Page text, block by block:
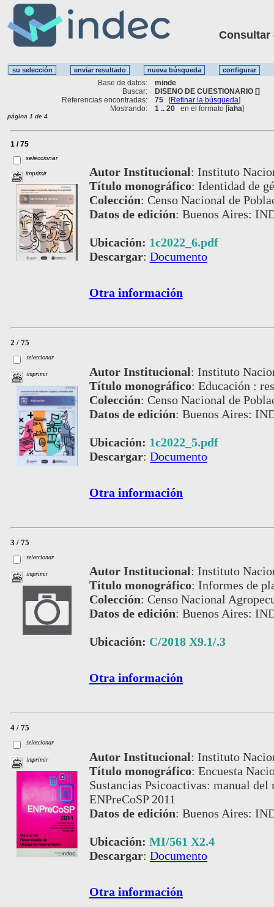
Consultar
Base de datos:
minde
Buscar:
DISENO DE CUESTIONARIO []
Referencias encontradas:
75 [Refinar la búsqueda]
Mostrando:
1 .. 20 en el formato [iaha]
página 1 de 4
1 / 75
seleccionar
imprimir Autor Institucional: Instituto
Título monográfico: Identidad de
Colección: Censo Nacional de
Datos de edición: Buenos Aires:
Ubicación: 1c2022_6.pdf
Descargar: Documento
Otra información
2 / 75
seleccionar
imprimir Autor Institucional: Instituto
Título monográfico: Educación :
Colección: Censo Nacional de
Datos de edición: Buenos Aires:
Ubicación: 1c2022_5.pdf
Descargar: Documento
Otra información
3 / 75
seleccionar
imprimir Autor Institucional: Instituto
Título monográfico: Informes de
Colección: Censo Nacional
Datos de edición: Buenos Aires:
Ubicación: C/2018 X9.1/.3
Otra información
4 / 75
seleccionar
imprimir Autor Institucional: Instituto
Título monográfico: Encuesta
Sustancias Psicoactivas: manual
ENPreCoSP 2011
Datos de edición: Buenos Aires:
Ubicación: MI/561 X2.4
Descargar: Documento
Otra información